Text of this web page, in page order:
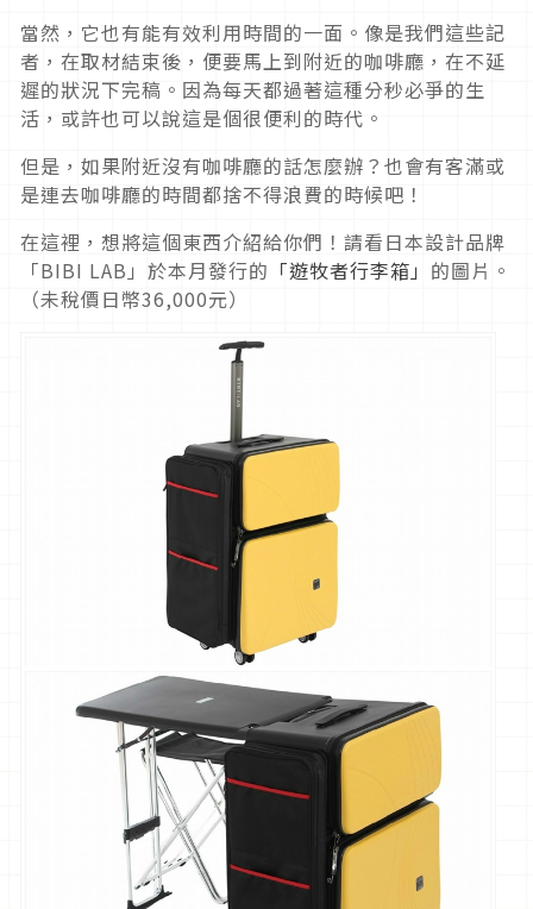
當然，它也有能有效利用時間的一面。像是我們這些記
者，在取材結束後，便要馬上到附近的咖啡廳，在不延
遲的狀況下完稿。因為每天都過著這種分秒必爭的生
活，或許也可以說這是個很便利的時代。
但是，如果附近沒有咖啡廳的話怎麼辦？也會有客滿或
是連去咖啡廳的時間都捨不得浪費的時候吧！
在這裡，想將這個東西介紹給你們！請看日本設計品牌
「BIBI LAB」於本月發行的 「遊牧者行李箱」 的圖片。
（未稅價日幣36,000元）